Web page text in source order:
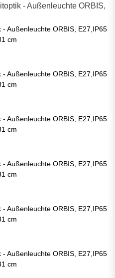
Außenleuchte ORBIS, E27,IP65
cm
Außenleuchte ORBIS, E27,IP65
cm
Außenleuchte ORBIS, E27,IP65
cm
Außenleuchte ORBIS, E27,IP65
cm
Außenleuchte ORBIS, E27,IP65
cm
Außenleuchte ORBIS, E27,IP65
cm